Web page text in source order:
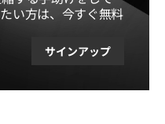
い方は、今すぐ無料
サインアップ